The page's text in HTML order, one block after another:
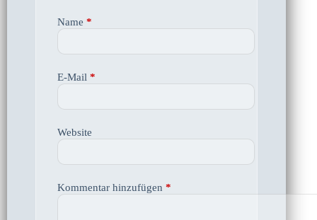
Name *
E-Mail *
Website
Kommentar hinzufügen *